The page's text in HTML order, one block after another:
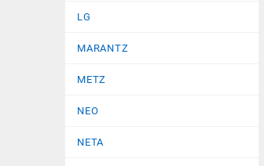
LG
MARANTZ
METZ
NEO
NETA